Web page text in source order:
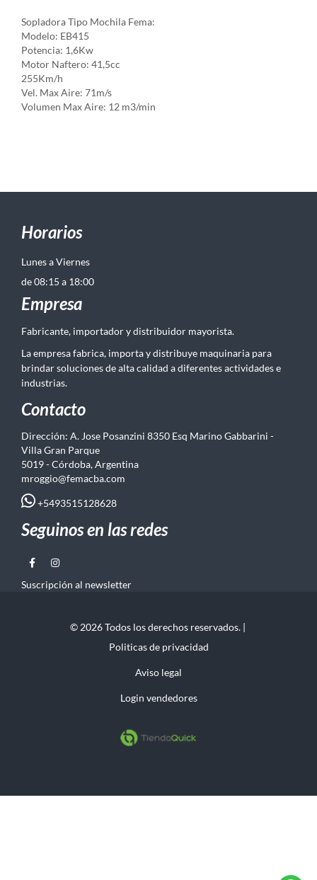
Sopladora Tipo Mochila Fema:
Modelo: EB415
Potencia: 1,6Kw
Motor Naftero: 41,5cc
255Km/h
Vel. Max Aire: 71m/s
Volumen Max Aire: 12 m3/min
Horarios
Lunes a Viernes
de 08:15 a 18:00
Empresa
Fabricante, importador y distribuidor mayorista.
La empresa fabrica, importa y distribuye maquinaria para
brindar soluciones de alta calidad a diferentes actividades e
industrias.
Contacto
Dirección: A. Jose Posanzini 8350 Esq Marino Gabbarini -
Villa Gran Parque
5019 - Córdoba, Argentina
mroggio@femacba.com
+5493515128628
Seguinos en las redes
Suscripción al newsletter
© 2026 Todos los derechos reservados. |
Politicas de privacidad
Aviso legal
Login vendedores